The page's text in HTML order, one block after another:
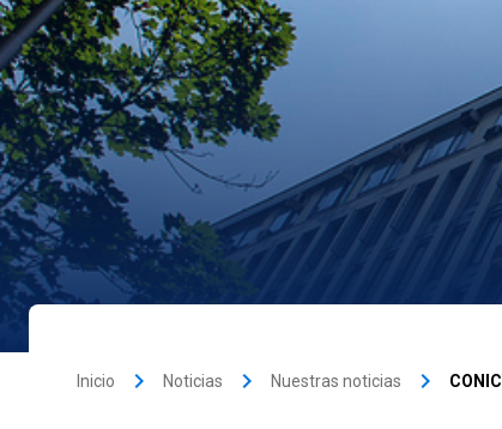
Inicio keyboard_arrow_right Noticias keyboard_arrow_right Nuestras noticias keyboard_arrow_right